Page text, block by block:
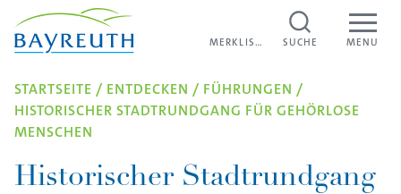
Direkt zum Inhalt
MENU
SUCHE
MERKLISTE
STARTSEITE / ENTDECKEN / FÜHRUNGEN /
HISTORISCHER STADTRUNDGANG FÜR GEHÖRLOSE
MENSCHEN
Historischer Stadtrundgang